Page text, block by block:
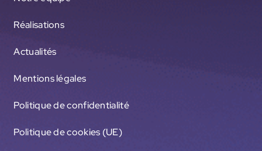
Réalisations
Actualités
Mentions légales
Politique de confidentialité
Politique de cookies (UE)